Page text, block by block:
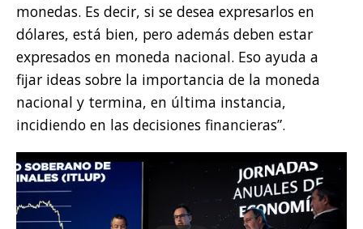
monedas. Es decir, si se desea expresarlos en
dólares, está bien, pero además deben estar
expresados en moneda nacional. Eso ayuda a
fijar ideas sobre la importancia de la moneda
nacional y termina, en última instancia,
incidiendo en las decisiones financieras”.